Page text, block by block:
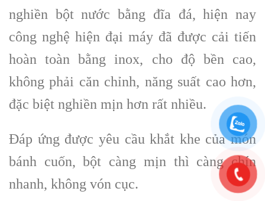
nghiền bột nước bằng đĩa đá, hiện nay
công nghệ hiện đại máy đã được cải tiến
hoàn toàn bằng inox, cho độ bền cao,
không phải căn chỉnh, năng suất cao hơn,
đặc biệt nghiền mịn hơn rất nhiều.
Đáp ứng được yêu cầu khắt khe của món
bánh cuốn, bột càng mịn thì càng chín
nhanh, không vón cục.